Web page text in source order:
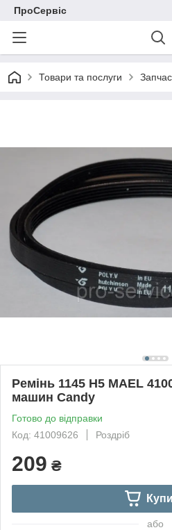
ПроСервіс
Товари та послуги
Ремінь 1145 H5 MAEL
машин Candy
Готово до відправки
Код: 41009626
Роздріб
209 ₴
або